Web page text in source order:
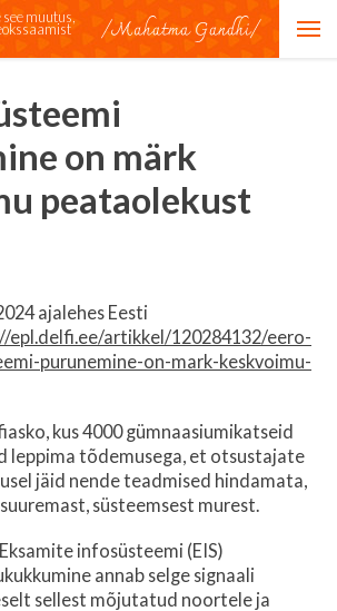
see muutus,
on märk
peataolekust
ajalehes Eesti
epl.delfi.ee/artikkel/120284132/eero-
purunemine-on-mark-keskvoimu-
kus 4000 gümnaasiumikatseid
leppima tõdemusega, et otsustajate
jäid nende teadmised hindamata,
süsteemsest murest.
infosüsteemi (EIS)
annab selge signaali
sellest mõjutatud noortele ja